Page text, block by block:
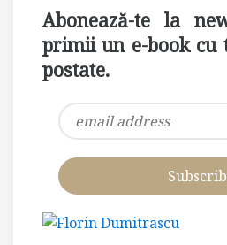
Abonează-te la
primii un e-book cu
postate.